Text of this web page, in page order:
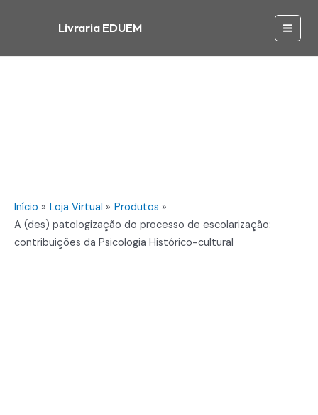
Livraria EDUEM
Main
Início Loja Virtual
Produtos
A (des) patologização do processo de escolarização:
contribuições da Psicologia Histórico-cultural